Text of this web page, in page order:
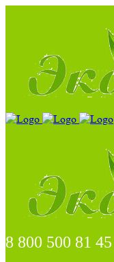
8 800 500 81 45